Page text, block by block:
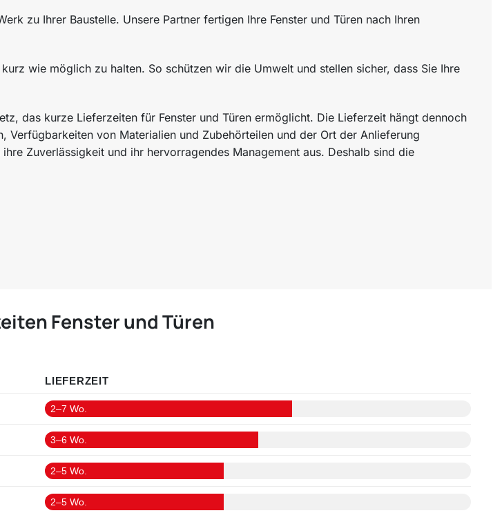
zu Ihrer Baustelle. Unsere Partner fertigen Ihre Fenster und Türen nach Ihren
wie möglich zu halten. So schützen wir die Umwelt und stellen sicher, dass Sie Ihre
das kurze Lieferzeiten für Fenster und Türen ermöglicht. Die Lieferzeit hängt dennoch
von Materialien und Zubehörteilen und der Ort der Anlieferung
Zuverlässigkeit und ihr hervorragendes Management aus. Deshalb sind die
Fenster und Türen
LIEFERZEIT
2–7 Wo.
3–6 Wo.
2–5 Wo.
2–5 Wo.